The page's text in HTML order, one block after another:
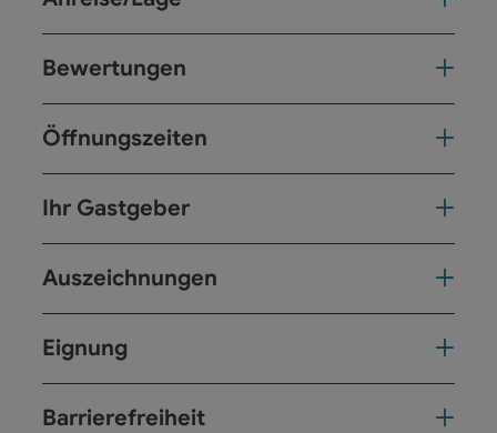
Bewertungen
Öffnungszeiten
Ihr Gastgeber
Auszeichnungen
Eignung
Barrierefreiheit